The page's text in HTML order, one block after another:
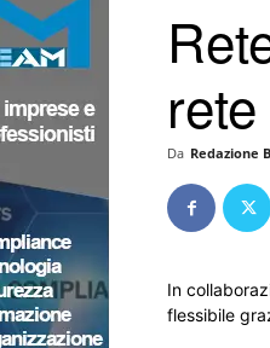
Da Redazione
In
flessibile